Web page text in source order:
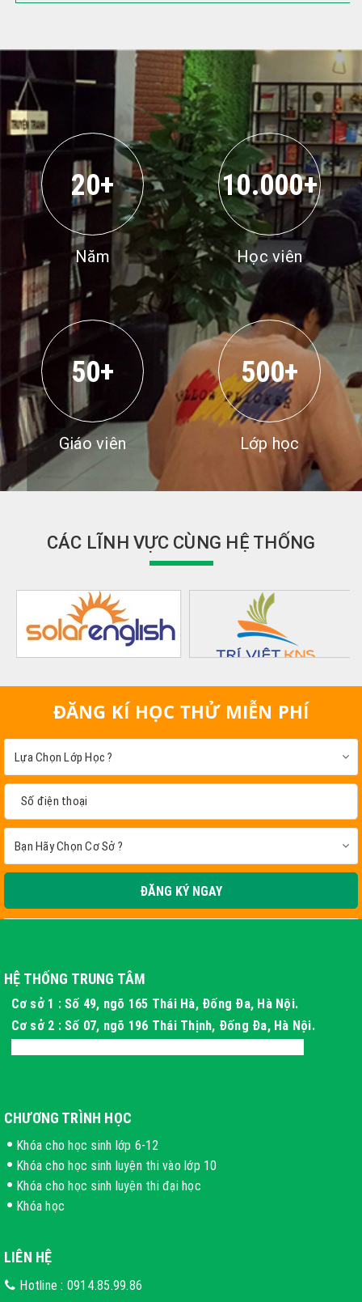
20+
Năm
10.000+
Học viên
50+
Giáo viên
500+
Lớp học
CÁC LĨNH VỰC CÙNG HỆ THỐNG
ĐĂNG KÍ HỌC THỬ MIỄN PHÍ
ĐĂNG KÝ NGAY
HỆ THỐNG TRUNG TÂM
Cơ sở 1 : Số 49, ngõ 165 Thái Hà, Đống Đa, Hà Nội.
Cơ sở 2 : Số 07, ngõ 196 Thái Thịnh, Đống Đa, Hà Nội.
CHƯƠNG TRÌNH HỌC
Khóa cho học sinh lớp 6-12
Khóa cho học sinh luyện thi vào lớp 10
Khóa cho học sinh luyện thi đại học
Khóa học
LIÊN HỆ
Hotline : 0914.85.99.86